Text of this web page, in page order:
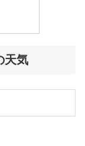
天気